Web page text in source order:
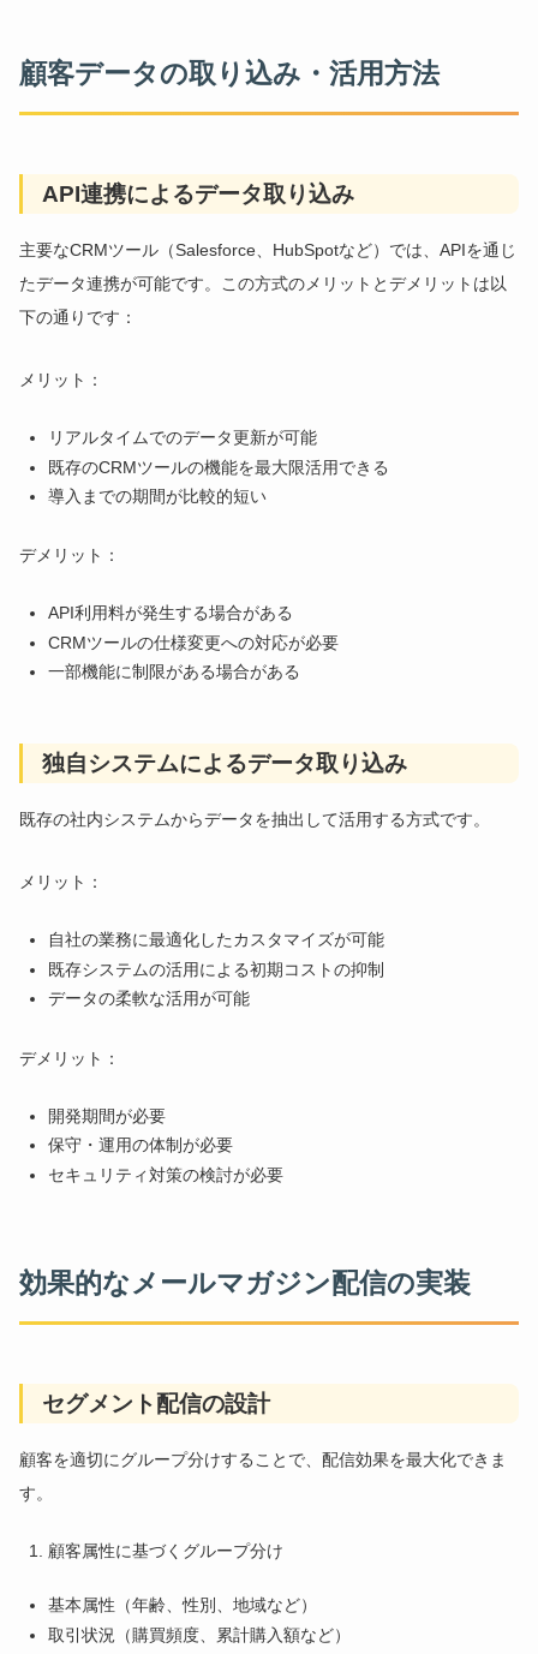
顧客データの取り込み・活用方法
API連携によるデータ取り込み
主要なCRMツール（Salesforce、HubSpotなど）では、APIを通じ
たデータ連携が可能です。この方式のメリットとデメリットは以
下の通りです：
メリット：
リアルタイムでのデータ更新が可能
既存のCRMツールの機能を最大限活用できる
導入までの期間が比較的短い
デメリット：
API利用料が発生する場合がある
CRMツールの仕様変更への対応が必要
一部機能に制限がある場合がある
独自システムによるデータ取り込み
既存の社内システムからデータを抽出して活用する方式です。
メリット：
自社の業務に最適化したカスタマイズが可能
既存システムの活用による初期コストの抑制
データの柔軟な活用が可能
デメリット：
開発期間が必要
保守・運用の体制が必要
セキュリティ対策の検討が必要
効果的なメールマガジン配信の実装
セグメント配信の設計
顧客を適切にグループ分けすることで、配信効果を最大化できま
す。
顧客属性に基づくグループ分け
基本属性（年齢、性別、地域など）
取引状況（購買頻度、累計購入額など）